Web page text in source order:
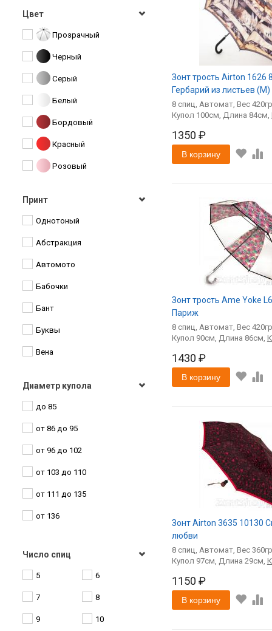
Lamberti
Lantana
Lulu Guinness
MIZU
Monsoon
Morris & Co
Oasis
Prize
River
S.ANCLA
Selino
Style
Susino
Torm
Цвет
Прозрачный
Черный
Серый
Белый
Бордовый
Красный
Розовый
Бежевый
Серебристый
Золотой
Мультиколор
Разноцветный
Принт
Однотоный
Абстракция
Автомото
Бабочки
Бант
Буквы
Вена
Диаметр купола
до 85
от 86 до 95
от 96 до 102
от 103 до 110
от 111 до 135
от 136
Число спиц
5 6
7 8
9 10
Зонт трость Airton 1626
Гербарий из листьев (M)
8спиц Автомат
420
100
84
1350 ₽
В корзину
Зонт трость Ame Yoke
Париж
8спиц Автомат
420
90
86
1430 ₽
В корзину
Зонт Airton 3635 10130
любви
8спиц Автомат
360
97
29
1150 ₽
В корзину